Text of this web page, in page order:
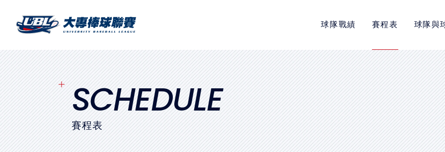
球隊戰績 賽程表 球隊與
SITEMAP
首頁
球隊戰績
賽程表
球隊與球員
隱私權政策
網站使用條款
LINK
教育部體育署
SCHEDULE
賽程表